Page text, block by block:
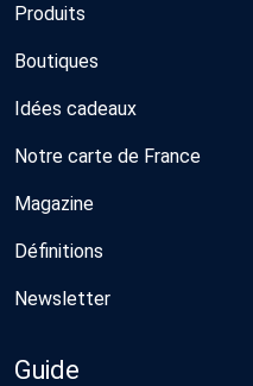
Produits
Boutiques
Idées cadeaux
Notre carte de France
Magazine
Définitions
Newsletter
Guide